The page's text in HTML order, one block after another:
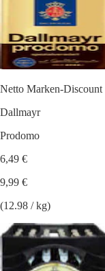
Netto Marken-Discount
Dallmayr
Prodomo
6,49 €
9,99 €
(12.98 / kg)